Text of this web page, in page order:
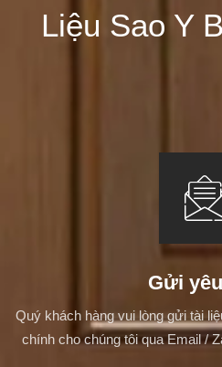
Liệu Sao Y
Gửi
Quý khách hàng vui lòng gửi tài
chính cho chúng tôi qua Email /